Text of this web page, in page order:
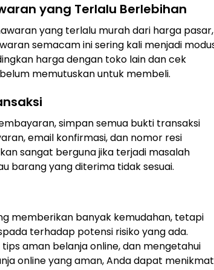
yang Terlalu Berlebihan
yang terlalu murah dari harga pasar,
semacam ini sering kali menjadi
harga dengan toko lain dan cek
memutuskan untuk membeli.
simpan semua bukti transaksi
email konfirmasi, dan nomor resi
sangat berguna jika terjadi masalah
barang yang diterima tidak sesuai.
memberikan banyak kemudahan, tetapi
terhadap potensi risiko yang ada.
aman belanja online, dan mengetahui
online yang aman, Anda dapat